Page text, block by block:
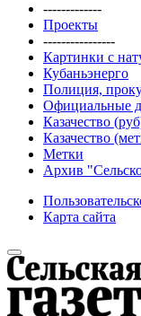
-------------
Проекты
----------------
Картинки с
Кубаньэнерго
Полиция,
Официальные
Казачество
Казачество
Метки
Архив
Карта сайта